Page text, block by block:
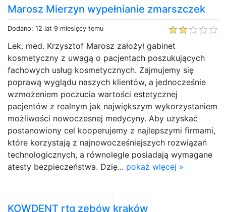
Marosz Mierzyn wypełnianie zmarszczek
Dodano: 12 lat 9 miesięcy temu
Lek. med. Krzysztof Marosz założył gabinet
kosmetyczny z uwagą o pacjentach poszukujących
fachowych usług kosmetycznych. Zajmujemy się
poprawą wyglądu naszych klientów, a jednocześnie
wzmożeniem poczucia wartości estetycznej
pacjentów z realnym jak największym wykorzystaniem
możliwości nowoczesnej medycyny. Aby uzyskać
postanowiony cel kooperujemy z najlepszymi firmami,
które korzystają z najnowocześniejszych rozwiązań
technologicznych, a równolegle posiadają wymagane
atesty bezpieczeństwa. Dzię... pokaż więcej »
KOWDENT rtg zębów kraków